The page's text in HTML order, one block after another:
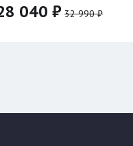
040 ₽ 32 990 ₽